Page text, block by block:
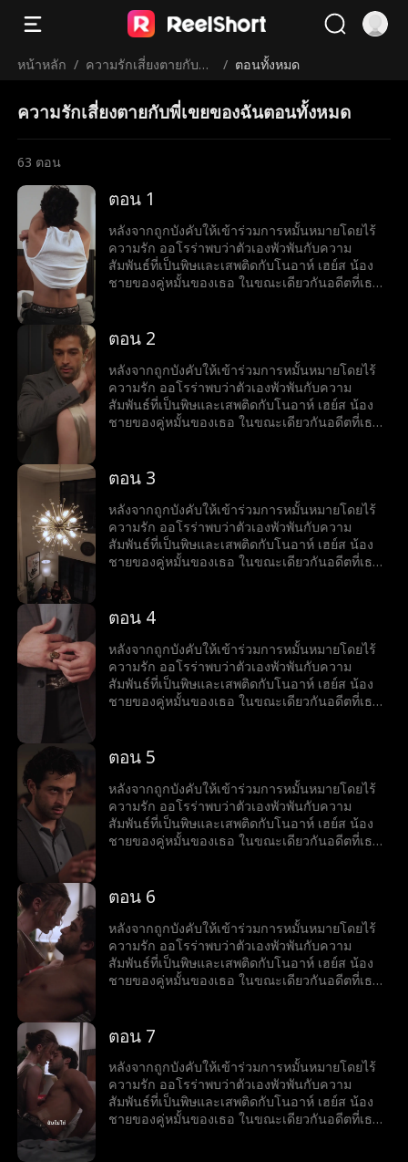
หน้าหลัก / ความรักเสี่ยงตายกับพี่เ
ขยของฉัน
/ ตอนทั้งหมด
ความรักเสี่ยงตายกับพี่เขยของฉันตอนทั้งหมด
63 ตอน
ตอน 1
หลังจากถูกบังคับให้เข้าร่วมการหมั้นหมายโดยไร้
ความรัก ออโรร่าพบว่าตัวเองพัวพันกับความ
สัมพันธ์ที่เป็นพิษและเสพติดกับโนอาห์ เฮย์ส น้อง
ชายของคู่หมั้นของเธอ ในขณะเดียวกันอดีตที่เธอ
ตอน 2
หลังจากถูกบังคับให้เข้าร่วมการหมั้นหมายโดยไร้
ความรัก ออโรร่าพบว่าตัวเองพัวพันกับความ
สัมพันธ์ที่เป็นพิษและเสพติดกับโนอาห์ เฮย์ส น้อง
ชายของคู่หมั้นของเธอ ในขณะเดียวกันอดีตที่เธอ
ตอน 3
หลังจากถูกบังคับให้เข้าร่วมการหมั้นหมายโดยไร้
ความรัก ออโรร่าพบว่าตัวเองพัวพันกับความ
สัมพันธ์ที่เป็นพิษและเสพติดกับโนอาห์ เฮย์ส น้อง
ชายของคู่หมั้นของเธอ ในขณะเดียวกันอดีตที่เธอ
ตอน 4
หลังจากถูกบังคับให้เข้าร่วมการหมั้นหมายโดยไร้
ความรัก ออโรร่าพบว่าตัวเองพัวพันกับความ
สัมพันธ์ที่เป็นพิษและเสพติดกับโนอาห์ เฮย์ส น้อง
ชายของคู่หมั้นของเธอ ในขณะเดียวกันอดีตที่เธอ
ตอน 5
หลังจากถูกบังคับให้เข้าร่วมการหมั้นหมายโดยไร้
ความรัก ออโรร่าพบว่าตัวเองพัวพันกับความ
สัมพันธ์ที่เป็นพิษและเสพติดกับโนอาห์ เฮย์ส น้อง
ชายของคู่หมั้นของเธอ ในขณะเดียวกันอดีตที่เธอ
ตอน 6
หลังจากถูกบังคับให้เข้าร่วมการหมั้นหมายโดยไร้
ความรัก ออโรร่าพบว่าตัวเองพัวพันกับความ
สัมพันธ์ที่เป็นพิษและเสพติดกับโนอาห์ เฮย์ส น้อง
ชายของคู่หมั้นของเธอ ในขณะเดียวกันอดีตที่เธอ
ตอน 7
หลังจากถูกบังคับให้เข้าร่วมการหมั้นหมายโดยไร้
ความรัก ออโรร่าพบว่าตัวเองพัวพันกับความ
สัมพันธ์ที่เป็นพิษและเสพติดกับโนอาห์ เฮย์ส น้อง
ชายของคู่หมั้นของเธอ ในขณะเดียวกันอดีตที่เธอ